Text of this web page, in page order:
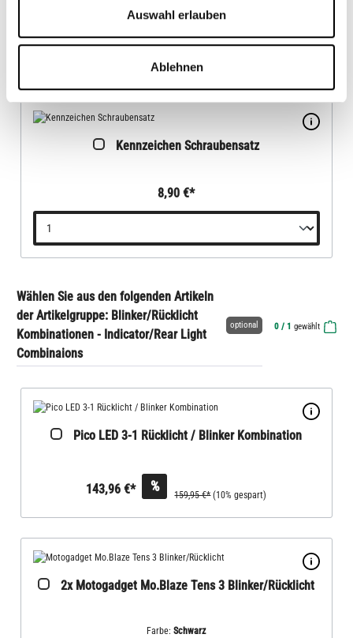
Auswahl erlauben
Ablehnen
10,90 €*
Kennzeichen Schraubensatz
8,90 €*
Wählen Sie aus den folgenden Artikeln
der Artikelgruppe: Blinker/Rücklicht
Kombinationen - Indicator/Rear Light
Combinaions
optional 0 / 1 gewählt
Pico LED 3-1 Rücklicht / Blinker Kombination
143,96 €* %
159,95 €* (10% gespart)
2x Motogadget Mo.Blaze Tens 3 Blinker/Rücklicht
Farbe:Schwarz